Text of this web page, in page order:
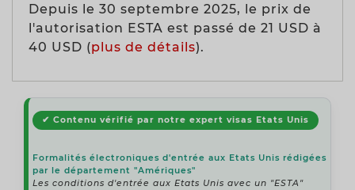
Depuis le 30 septembre 2025, le prix de
l'autorisation ESTA est passé de 21 USD à
40 USD (plus de détails).
✔ Contenu vérifié par notre expert visas Etats Unis
Formalités électroniques d'entrée aux Etats Unis rédigées
par le département "Amériques"
Les conditions d'entrée aux Etats Unis avec un "ESTA"